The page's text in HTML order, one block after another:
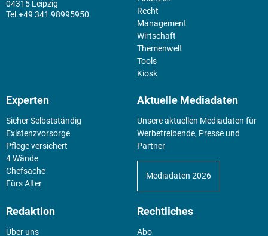
04315 Leipzig
+49 341 98995950
Recht
Management
Wirtschaft
Themenwelt
Tools
Kiosk
Experten
Sicher Selbstständig
Existenz­vorsorge
Pflege versichert
4 Wände
Chefsache
Fürs Alter
Aktuelle Mediadaten
Unsere aktuellen Mediadaten für
Werbetreibende, Presse und
Partner
Mediadaten 2026
Redaktion
Über uns
Rechtliches
Abo